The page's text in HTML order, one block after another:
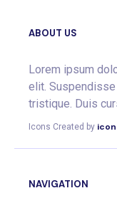
ABOUT US
Lorem ipsum
elit.
tristique. Duis
Icons Created by
NAVIGATION